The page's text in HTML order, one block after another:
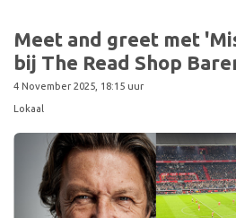
Meet and greet met
bij The Read Shop
4 November 2025, 18:15 uur
Lokaal